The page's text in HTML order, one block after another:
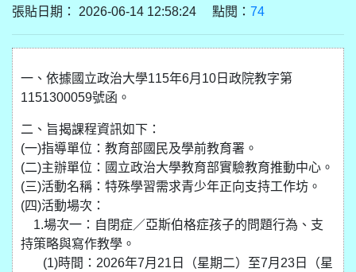
張貼日期： 2026-06-14 12:58:24 點閱： 74
一、依據國立政治大學115年6月10日政院教字第
1151300059號函。
二、旨揭課程資訊如下：
(一)指導單位：教育部國民及學前教育署。
(二)主辦單位：國立政治大學教育部實驗教育推動中心。
(三)活動名稱：特殊學習需求青少年正向支持工作坊。
(四)活動場次：
1.場次一：自閉症／亞斯伯格症孩子的問題行為、支
持策略與寫作教學。
(1)時間：2026年7月21日（星期二）至7月23日（星